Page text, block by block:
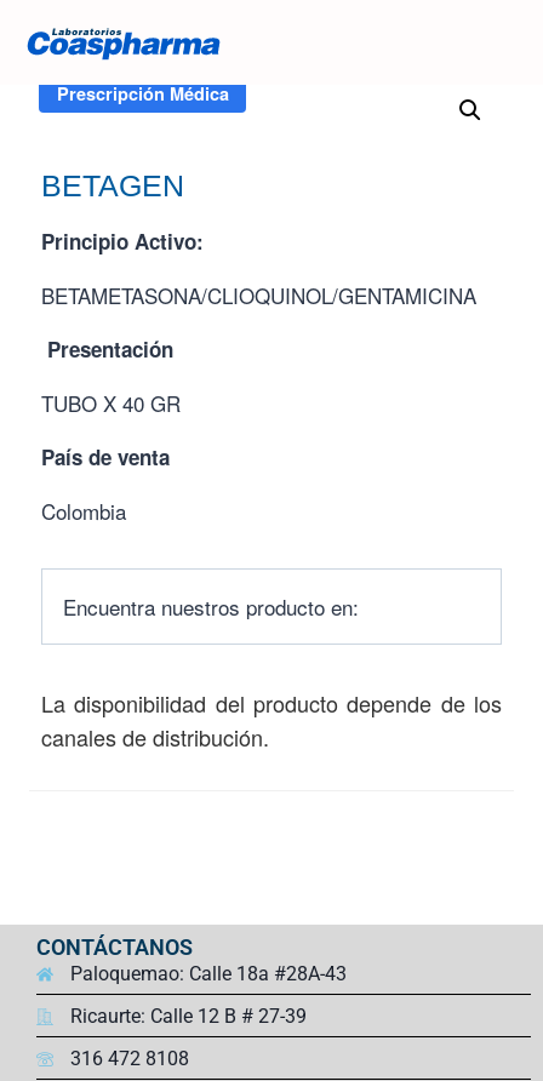
Inicio/Tienda /BETAGEN
Prescripción Médica
BETAGEN
Principio Activo:
BETAMETASONA/CLIOQUINOL/GENTAMICINA
Presentación
TUBO X 40 GR
País de venta
Colombia
Encuentra nuestros producto en:
La disponibilidad del producto depende de los
canales de distribución.
CONTÁCTANOS
Paloquemao: Calle 18a #28A-43
Ricaurte: Calle 12 B # 27-39
316 472 8108